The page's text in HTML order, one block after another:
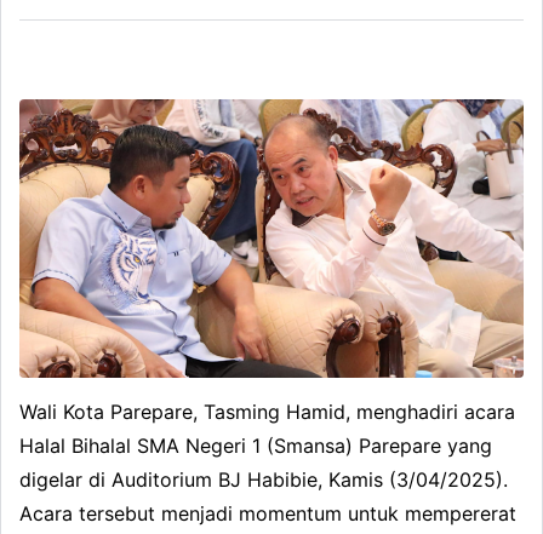
Wali Kota Parepare, Tasming Hamid, menghadiri acara
Halal Bihalal SMA Negeri 1 (Smansa) Parepare yang
digelar di Auditorium BJ Habibie, Kamis (3/04/2025).
Acara tersebut menjadi momentum untuk mempererat